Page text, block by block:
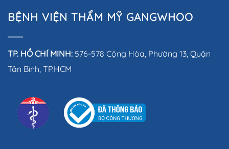
BỆNH VIỆN THẨM MỸ GANGWHOO
TP. HỒ CHÍ MINH: 576-578 Cộng Hòa, Phường 13, Quận
Tân Bình, TP.HCM